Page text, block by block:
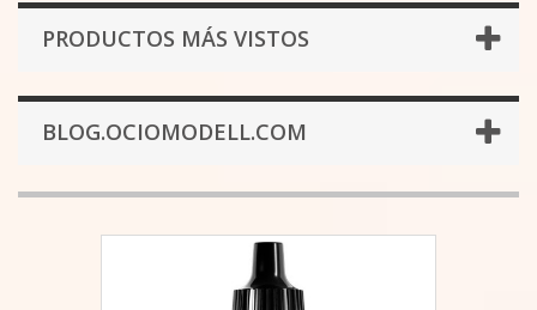
PRODUCTOS MÁS VISTOS
BLOG.OCIOMODELL.COM